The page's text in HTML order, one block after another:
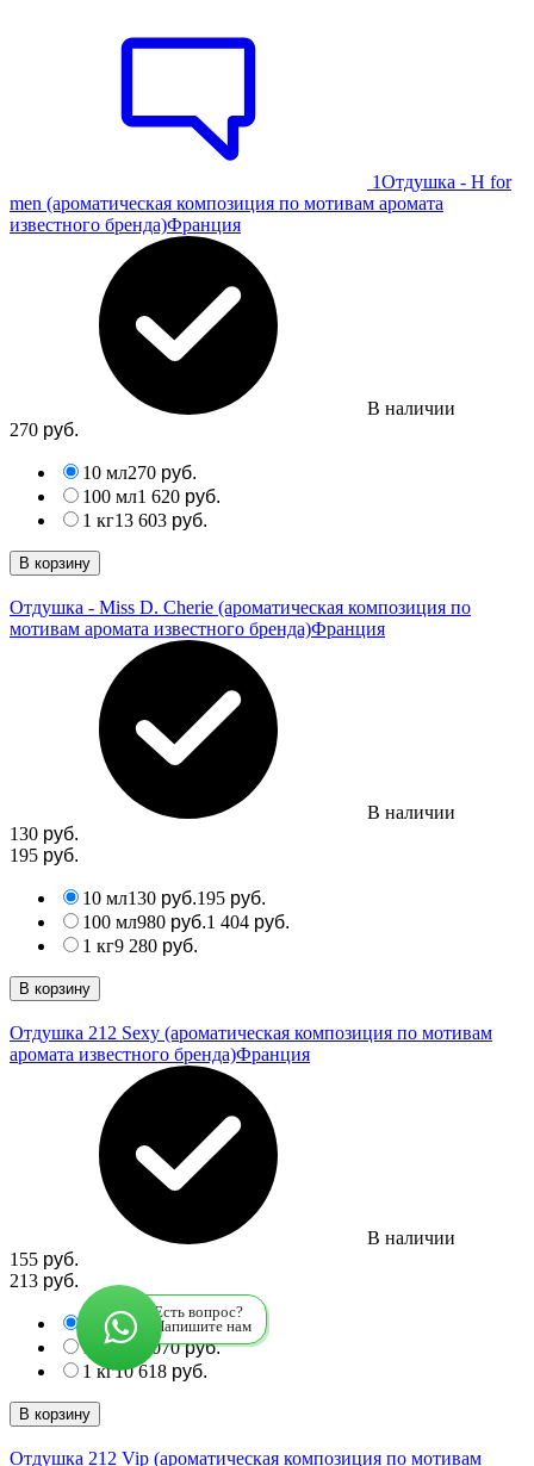
1Отдушка - H for
men (ароматическая композиция по мотивам аромата
известного бренда)Франция
В наличии
270 руб.
10 мл270 руб.
100 мл1 620 руб.
1 кг13 603 руб.
В корзину
Отдушка - Miss D. Cherie (ароматическая композиция по
мотивам аромата известного бренда)Франция
В наличии
130 руб.
195 руб.
10 мл130 руб. 195 руб.
100 мл980 руб. 1 404 руб.
1 кг9 280 руб.
В корзину
Отдушка 212 Sexy (ароматическая композиция по мотивам
аромата известного бренда)Франция
В наличии
155 руб.
213 руб.
10 мл 155руб.213руб.
100 мл 1 070руб.
1 кг10 618 руб.
В корзину
Отдушка 212 Vip (ароматическая композиция по мотивам
Есть вопрос?
Напишите нам